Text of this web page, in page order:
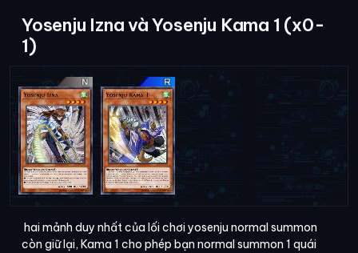
Yosenju Izna và Yosenju Kama 1 (x0-
1)
hai mảnh duy nhất của lối chơi yosenju normal summon
còn giữ lại, Kama 1 cho phép bạn normal summon 1 quái